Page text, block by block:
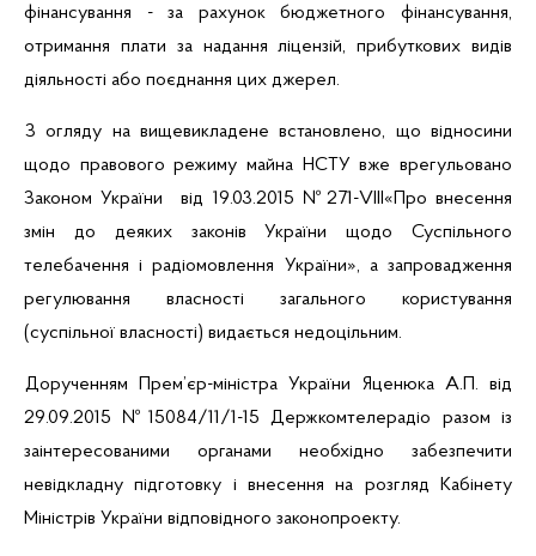
фінансування - за рахунок бюджетного фінансування,
отримання плати за надання ліцензій, прибуткових видів
діяльності або поєднання цих джерел.
З огляду на вищевикладене встановлено, що відносини
щодо правового режиму майна НСТУ вже врегульовано
Законом України від 19.03.2015 №271-VIII «Про внесення
змін до деяких законів України щодо Суспільного
телебачення і радіомовлення України», а запровадження
регулювання власності загального користування
(суспільної власності) видається недоцільним.
Дорученням Прем’єр-міністра України Яценюка А.П. від
29.09.2015 №15084/11/1-15 Держкомтелерадіо разом із
заінтересованими органами необхідно забезпечити
невідкладну підготовку і внесення на розгляд Кабінету
Міністрів України відповідного законопроекту.